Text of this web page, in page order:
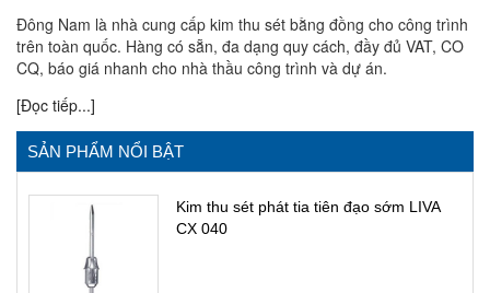
Đông Nam là nhà cung cấp kim thu sét bằng đồng cho công trình
trên toàn quốc. Hàng có sẵn, đa dạng quy cách, đầy đủ VAT, CO
CQ, báo giá nhanh cho nhà thầu công trình và dự án.
[Đọc tiếp...]
SẢN PHẨM NỔI BẬT
Kim thu sét phát tia tiên đạo sớm LIVA
CX 040